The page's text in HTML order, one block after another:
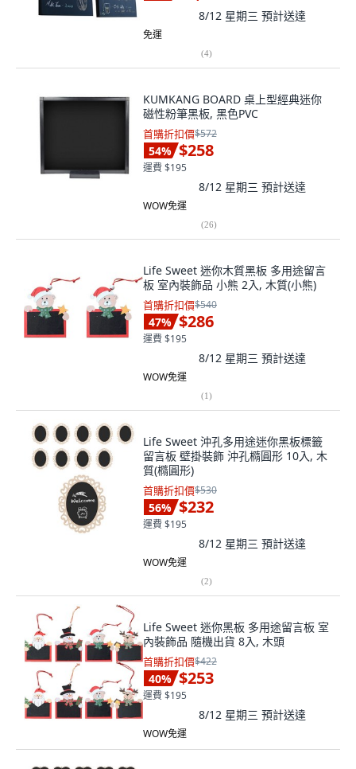
8/12 星期三 預計送達
免運
(4)
KUMKANG BOARD 桌上型經典迷你
磁性粉筆黑板, 黑色PVC
首購折扣價$572
54% $258
運費 $195
8/12 星期三 預計送達
WOW免運
(26)
Life Sweet 迷你木質黑板 多用途留言
板 室內裝飾品 小熊 2入, 木質(小熊)
首購折扣價$540
47% $286
運費 $195
8/12 星期三 預計送達
WOW免運
(1)
Life Sweet 沖孔多用途迷你黑板標籤
留言板 壁掛裝飾 沖孔橢圓形 10入, 木
質(橢圓形)
首購折扣價$530
56% $232
運費 $195
8/12 星期三 預計送達
WOW免運
(2)
Life Sweet 迷你黑板 多用途留言板 室
內裝飾品 隨機出貨 8入, 木頭
首購折扣價$422
40% $253
運費 $195
8/12 星期三 預計送達
WOW免運